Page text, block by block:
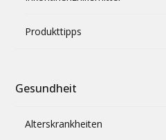
Produkttipps
Gesundheit
Alterskrankheiten